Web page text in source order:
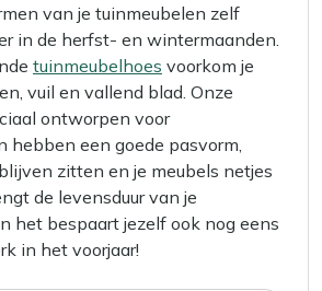
van je tuinmeubelen zelf
in de herfst- en wintermaanden.
tuinmeubelhoes voorkom je
vuil en vallend blad. Onze
ontworpen voor
hebben een goede pasvorm,
zitten en je meubels netjes
de levensduur van je
het bespaart jezelf ook nog eens
in het voorjaar!